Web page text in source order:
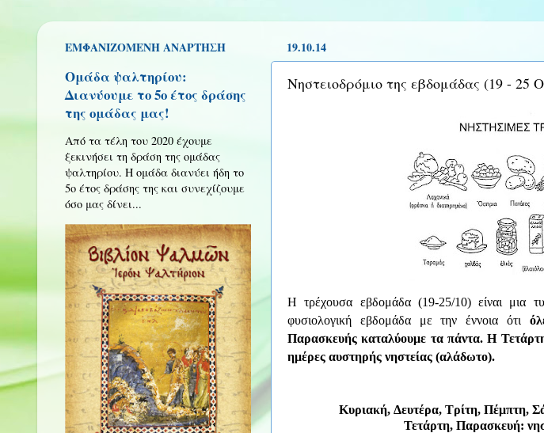
19.10.14
Νηστειοδρόμιο της εβδομάδας (19 - 25
Η τρέχουσα εβδομάδα (19-25/10) είναι μια
φυσιολογική εβδομάδα με την έννοια ότι
Παρασκευής καταλύουμε τα πάντα. Η
ημέρες αυστηρής νηστείας (αλάδωτο).
Κυριακή, Δευτέρα, Τρίτη, Πέμπτη,
Τετάρτη, Παρασκευή:
ΕΜΦΑΝΙΖΌΜΕΝΗ ΑΝΆΡΤΗΣΗ
Ομάδα ψαλτηρίου:
Διανύουμε το 5ο έτος δράσης
της ομάδας μας!
Από τα τέλη του 2020 έχουμε
ξεκινήσει τη δράση της ομάδας
ψαλτηρίου. Η ομάδα διανύει ήδη το
5ο έτος δράσης της και συνεχίζουμε
όσο μας δίνει...